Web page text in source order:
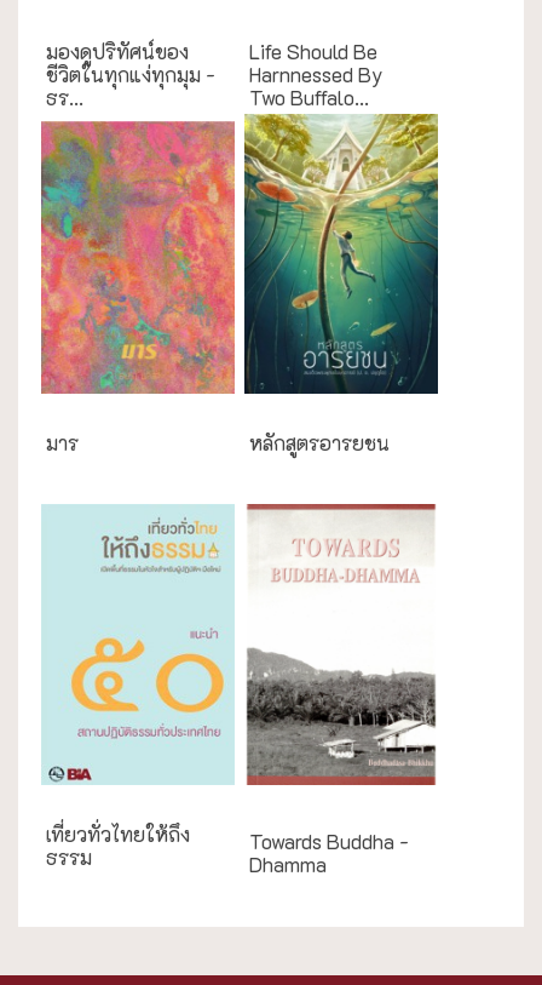
มองดูปริทัศน์ของ
ชีวิตในทุกแง่ทุกมุม -
ธร...
Life Should Be
Harnnessed By
Two Buffalo...
มาร หลักสูตรอารยชน
เที่ยวทั่วไทยให้ถึง
ธรรม
Towards Buddha -
Dhamma